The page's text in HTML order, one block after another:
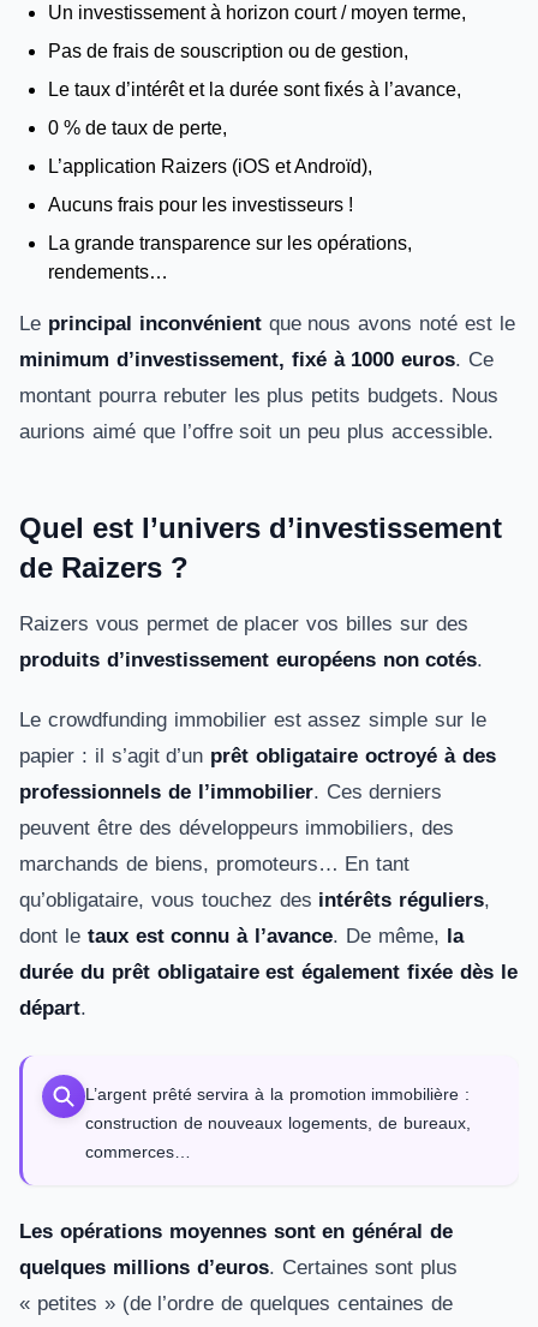
Un investissement à horizon court / moyen terme,
Pas de frais de souscription ou de gestion,
Le taux d’intérêt et la durée sont fixés à l’avance,
0 % de taux de perte,
L’application Raizers (iOS et Androïd),
Aucuns frais pour les investisseurs !
La grande transparence sur les opérations,
rendements…
Le principal inconvénientque nous avons noté est le
minimum d’investissement, fixé à 1000 euros. Ce
montant pourra rebuter les plus petits budgets. Nous
aurions aimé que l’offre soit un peu plus accessible.
Quel est l’univers d’investissement
de Raizers ?
Raizers vous permet de placer vos billes sur des
produits d’investissement européens non cotés.
Le crowdfunding immobilier est assez simple sur le
papier : il s’agit d’un prêt obligataire octroyé à des
professionnels de l’immobilier. Ces derniers
peuvent être des développeurs immobiliers, des
marchands de biens, promoteurs… En tant
qu’obligataire, vous touchez des intérêts réguliers,
dont le taux est connu à l’avance. De même, la
durée du prêt obligataire est également fixée dès le
départ.
L’argent prêté servira à la promotion immobilière :
construction de nouveaux logements, de bureaux,
commerces…
Les opérations moyennes sont en général de
quelques millions d’euros. Certaines sont plus
« petites » (de l’ordre de quelques centaines de